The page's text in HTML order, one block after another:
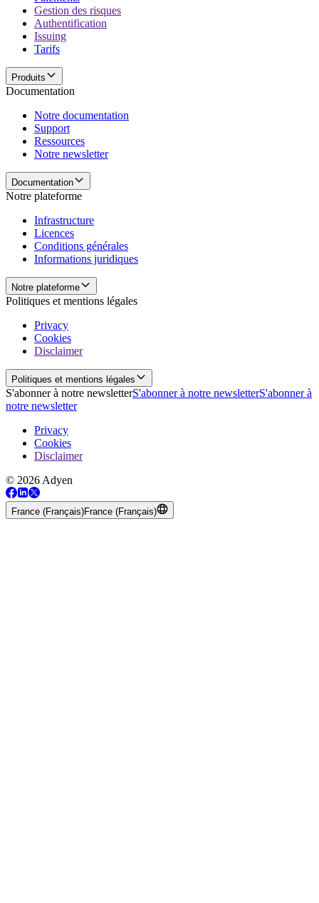
Gestion des risques
Authentification
Issuing
Tarifs
Produits
Documentation
Notre documentation
Support
Ressources
Notre newsletter
Documentation
Notre plateforme
Infrastructure
Licences
Conditions générales
Informations juridiques
Notre plateforme
Politiques et mentions légales
Privacy
Cookies
Disclaimer
Politiques et mentions légales
S'abonner à notre newsletterS'abonner à notre newsletterS'abonner à
notre newsletter
Privacy
Cookies
Disclaimer
© 2026 Adyen
France (Français)France (Français)